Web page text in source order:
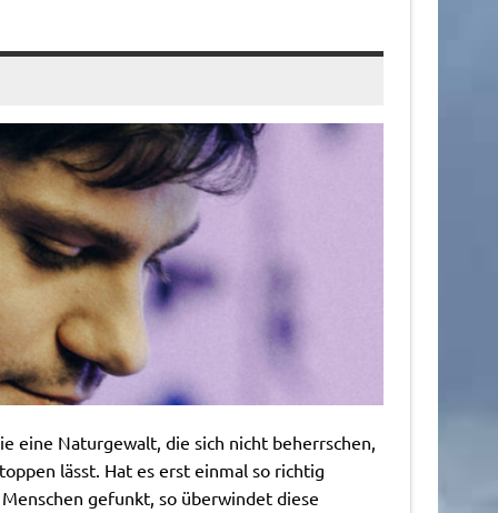
eine Naturgewalt, die sich nicht beherrschen,
lässt. Hat es erst einmal so richtig
gefunkt, so überwindet diese